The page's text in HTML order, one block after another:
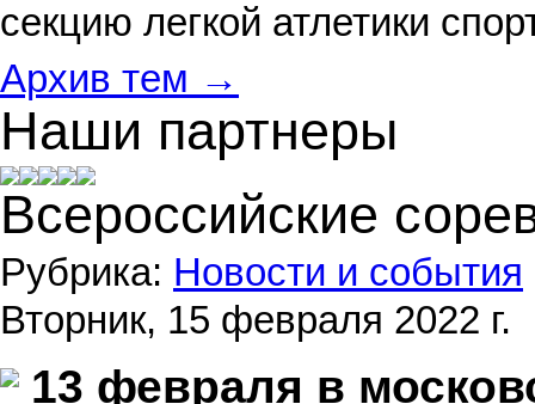
секцию легкой атлетики
Архив тем →
Наши партнеры
Всероссийские
Рубрика: Новости и события
Вторник, 15 февраля 2022 г.
13 февраля в